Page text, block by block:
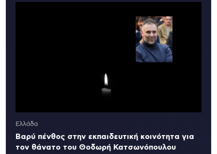
Ελλάδα
Βαρύ πένθος στην εκπαιδευτική κοινότητα για
τον θάνατο του Θοδωρή Κατσωνόπουλου